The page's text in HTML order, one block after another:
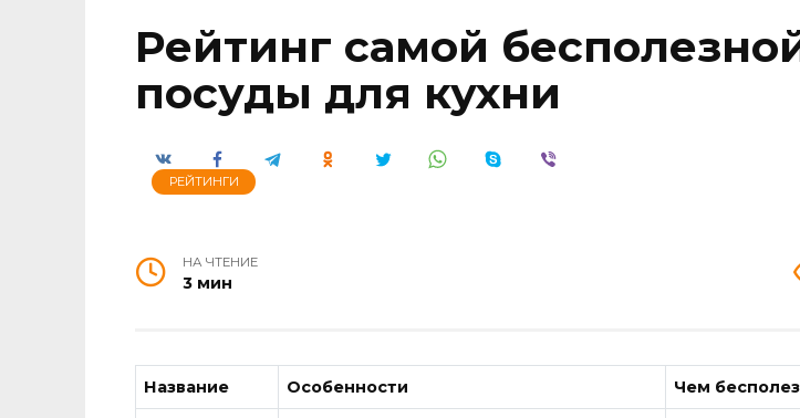
Рейтинг самой
посуды для кухни
РЕЙТИНГИ
НА ЧТЕНИЕ
3 мин
Название Особенности Чем